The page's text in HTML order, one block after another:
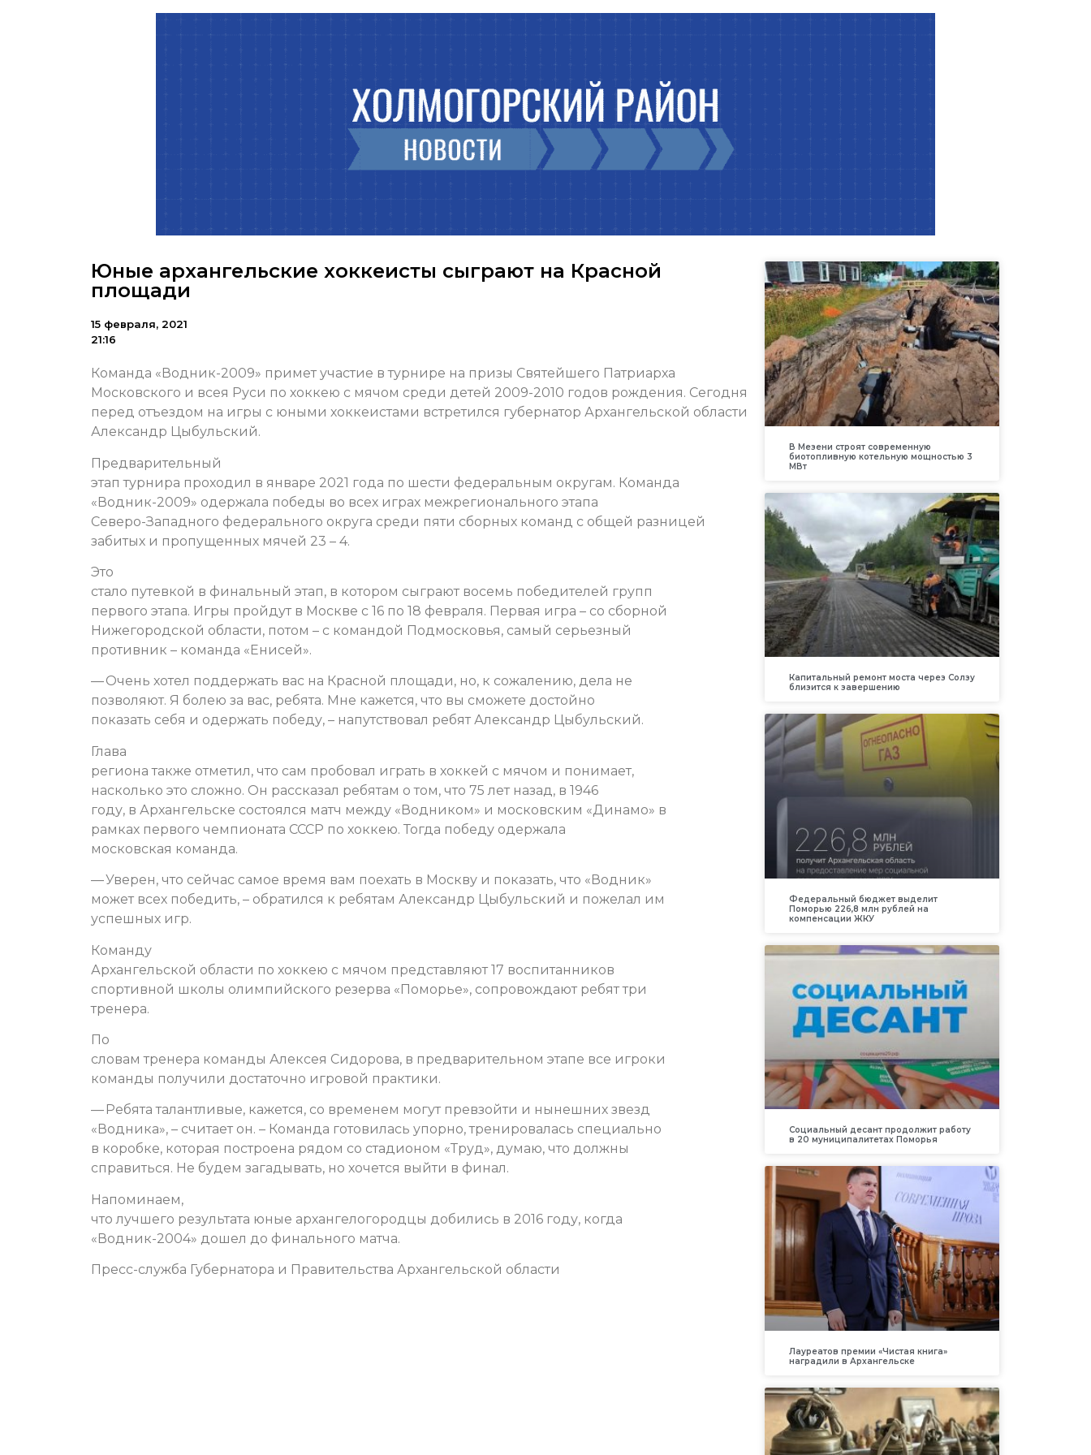
Юные архангельские хоккеисты сыграют на Красной
площади
15 февраля, 2021
21:16
Команда «Водник-2009» примет участие в турнире на призы Святейшего Патриарха
Московского и всея Руси по хоккею с мячом среди детей 2009-2010 годов рождения. Сегодня
перед отъездом на игры с юными хоккеистами встретился губернатор Архангельской области
Александр Цыбульский.
Предварительный
этап турнира проходил в январе 2021 года по шести федеральным округам. Команда
«Водник-2009» одержала победы во всех играх межрегионального этапа
Северо-Западного федерального округа среди пяти сборных команд с общей разницей
забитых и пропущенных мячей 23 – 4.
Это
стало путевкой в финальный этап, в котором сыграют восемь победителей групп
первого этапа. Игры пройдут в Москве с 16 по 18 февраля. Первая игра – со сборной
Нижегородской области, потом – с командой Подмосковья, самый серьезный
противник – команда «Енисей».
— Очень хотел поддержать вас на Красной площади, но, к сожалению, дела не
позволяют. Я болею за вас, ребята. Мне кажется, что вы сможете достойно
показать себя и одержать победу, – напутствовал ребят Александр Цыбульский.
Глава
региона также отметил, что сам пробовал играть в хоккей с мячом и понимает,
насколько это сложно. Он рассказал ребятам о том, что 75 лет назад, в 1946
году, в Архангельске состоялся матч между «Водником» и московским «Динамо» в
рамках первого чемпионата СССР по хоккею. Тогда победу одержала
московская команда.
— Уверен, что сейчас самое время вам поехать в Москву и показать, что «Водник»
может всех победить, – обратился к ребятам Александр Цыбульский и пожелал им
успешных игр.
Команду
Архангельской области по хоккею с мячом представляют 17 воспитанников
спортивной школы олимпийского резерва «Поморье», сопровождают ребят три
тренера.
По
словам тренера команды Алексея Сидорова, в предварительном этапе все игроки
команды получили достаточно игровой практики.
— Ребята талантливые, кажется, со временем могут превзойти и нынешних звезд
«Водника», – считает он. – Команда готовилась упорно, тренировалась специально
в коробке, которая построена рядом со стадионом «Труд», думаю, что должны
справиться. Не будем загадывать, но хочется выйти в финал.
Напоминаем,
что лучшего результата юные архангелогородцы добились в 2016 году, когда
«Водник-2004» дошел до финального матча.
Пресс-служба Губернатора и Правительства Архангельской области
В Мезени строят современную
биотопливную котельную мощностью 3
МВт
Капитальный ремонт моста через Солзу
близится к завершению
Федеральный бюджет выделит
Поморью 226,8 млн рублей на
компенсации ЖКУ
Социальный десант продолжит работу
в 20 муниципалитетах Поморья
Лауреатов премии «Чистая книга»
наградили в Архангельске